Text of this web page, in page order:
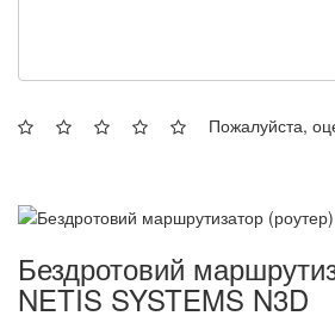
Пожалуйста,
Бездротовий
NETIS SYSTEMS N3D